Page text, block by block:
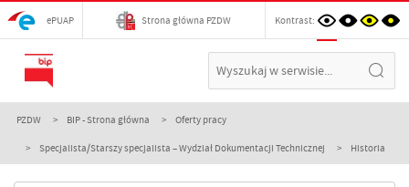
ePUAP Strona główna PZDW Kontrast:
PZDW BIP - Strona główna Oferty pracy
Specjalista/Starszy specjalista – Wydział Dokumentacji Technicznej Historia